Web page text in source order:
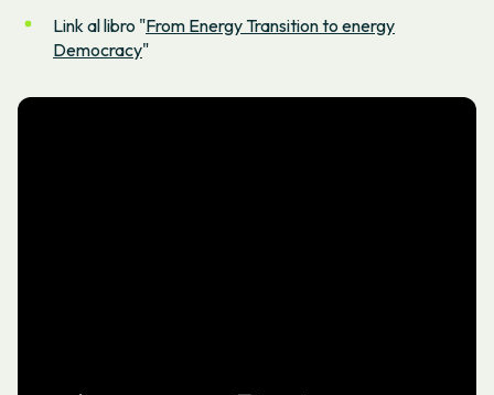
Link al libro "From Energy Transition to energy
Democracy"